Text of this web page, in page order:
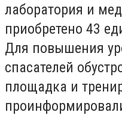
лаборатория и
приобретено 43
Для повышения
спасателей
площадка и